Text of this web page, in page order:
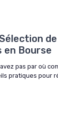
en Bourse
pas par où
pratiques pour